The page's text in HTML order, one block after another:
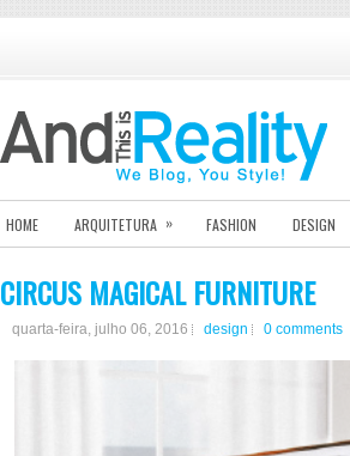
HOME ARQUITETURA » FASHION DESIGN
CIRCUS MAGICAL FURNITURE
quarta-feira, julho 06, 2016 design 0 comments